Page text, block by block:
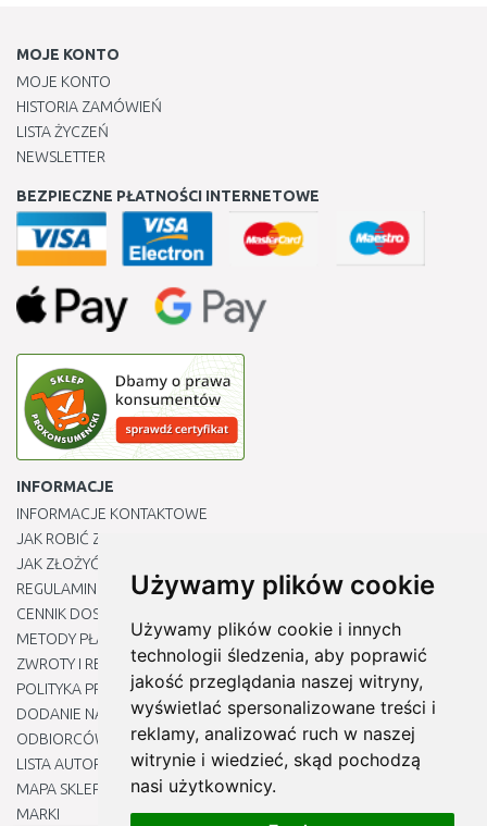
Używamy plików cookie
Używamy plików cookie i innych
technologii śledzenia, aby poprawić
jakość przeglądania naszej witryny,
wyświetlać spersonalizowane treści i
reklamy, analizować ruch w naszej
witrynie i wiedzieć, skąd pochodzą
nasi użytkownicy.
MOJE KONTO
MOJE KONTO
HISTORIA ZAMÓWIEŃ
LISTA ŻYCZEŃ
NEWSLETTER
BEZPIECZNE PŁATNOŚCI INTERNETOWE
INFORMACJE
INFORMACJE KONTAKTOWE
JAK ROBIĆ ZAKUPY ?
JAK ZŁOŻYĆ REKLAMACJĘ
REGULAMIN
CENNIK DOSTAWY
METODY PŁATNOŚCI
ZWROTY I REKLAMACJE PRODUKTÓW
POLITYKA PRYWATNOŚCI
DODANIE NASZYCH ADRESÓW E-MAIL DO LISTY ZAUFANYCH
ODBIORCÓW
LISTA AUTORYZOWANYCH CENTRÓW SERWISOWYCH
MAPA SKLEPU
MARKI